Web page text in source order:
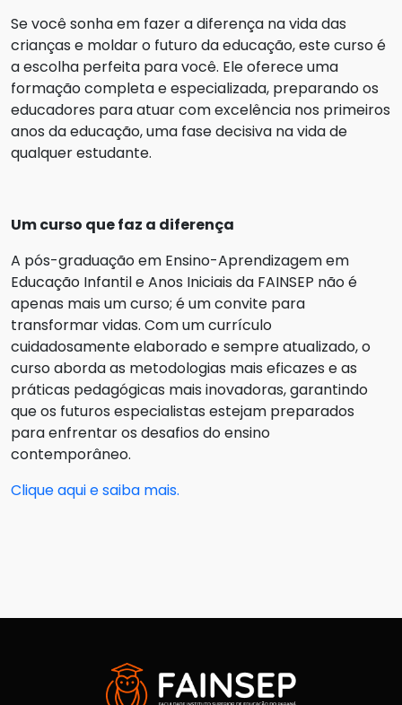
Se você sonha em fazer a diferença na vida das
crianças e moldar o futuro da educação, este curso é
a escolha perfeita para você. Ele oferece uma
formação completa e especializada, preparando os
educadores para atuar com excelência nos primeiros
anos da educação, uma fase decisiva na vida de
qualquer estudante.
Um curso que faz a diferença
A pós-graduação em Ensino-Aprendizagem em
Educação Infantil e Anos Iniciais da FAINSEP não é
apenas mais um curso; é um convite para
transformar vidas. Com um currículo
cuidadosamente elaborado e sempre atualizado, o
curso aborda as metodologias mais eficazes e as
práticas pedagógicas mais inovadoras, garantindo
que os futuros especialistas estejam preparados
para enfrentar os desafios do ensino
contemporâneo.
Clique aqui e saiba mais.